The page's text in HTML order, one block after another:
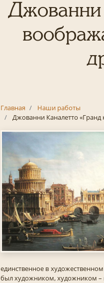
Джованни
Главная
Наши работы
Джованни Каналетто
единственное в
был художником, художником –